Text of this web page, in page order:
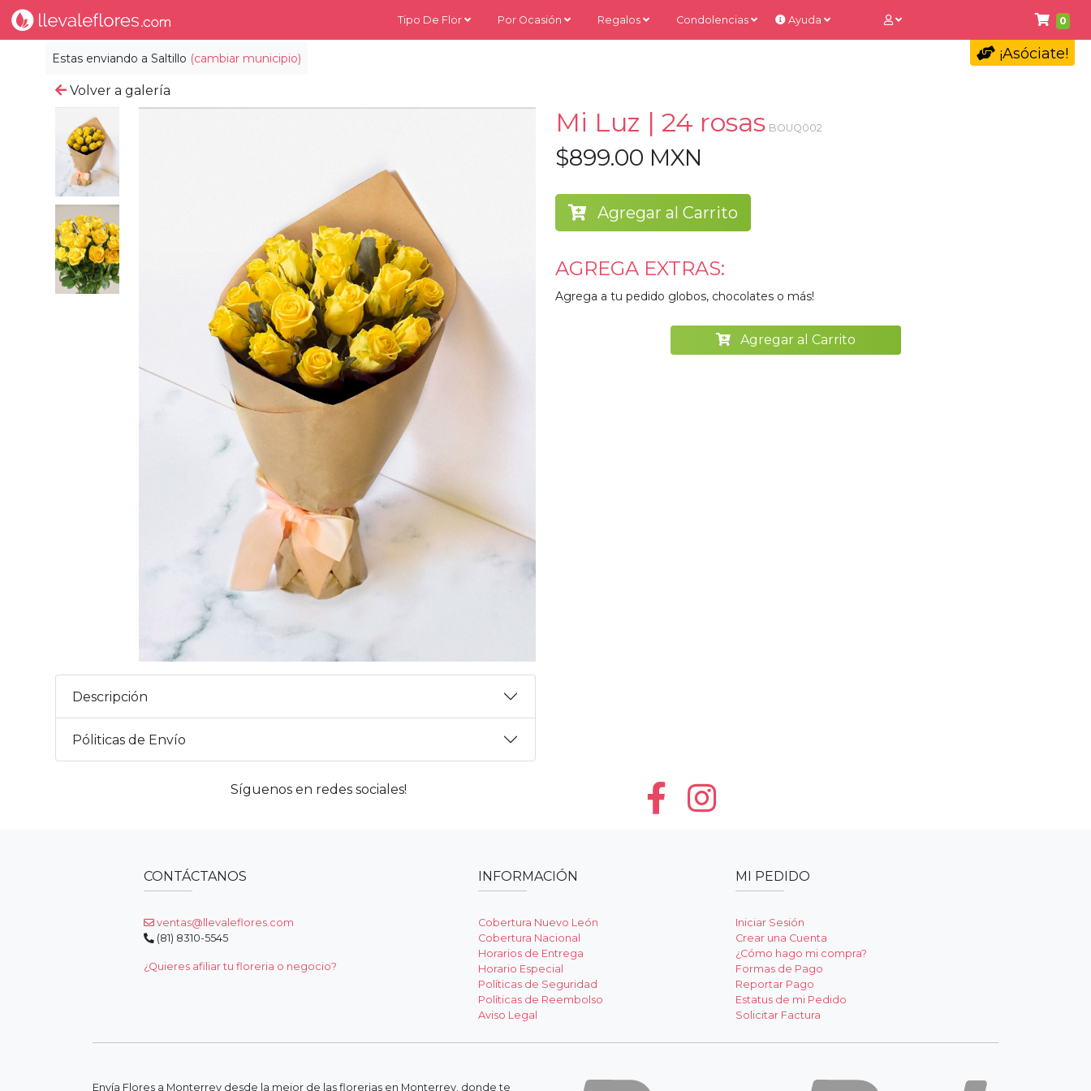
0
Estas enviando a Saltillo (cambiar municipio)
Tipo De Flor Por Ocasión Regalos Condolencias Ayuda
¡Asóciate!
Volver a galería
Descripción
Póliticas de Envío
Mi Luz | 24 rosas BOUQ002
$899.00 MXN
Agregar al Carrito
AGREGA EXTRAS:
Agrega a tu pedido globos, chocolates o más!
Agregar al Carrito
Síguenos en redes sociales!
CONTÁCTANOS
ventas@llevaleflores.com
(81) 8310-5545
¿Quieres afiliar tu floreria o negocio?
INFORMACIÓN
Cobertura Nuevo León
Cobertura Nacional
Horarios de Entrega
Horario Especial
Políticas de Seguridad
Políticas de Reembolso
Aviso Legal
MI PEDIDO
Iniciar Sesión
Crear una Cuenta
¿Cómo hago mi compra?
Formas de Pago
Reportar Pago
Estatus de mi Pedido
Solicitar Factura
Envía Flores a Monterrey desde la mejor de las florerias en Monterrey, donde te